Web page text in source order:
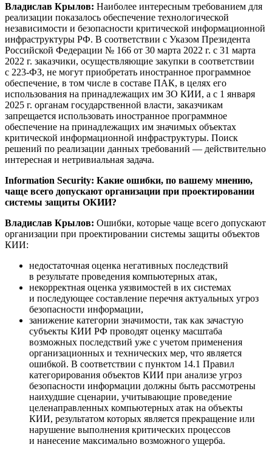
Владислав Крылов: Наиболее интересным требованием для
реализации показалось обеспечение технологической
независимости и безопасности критической информационной
инфраструктуры РФ. В соответствии с Указом Президента
Российской Федерации № 166 от 30 марта 2022 г. с 31 марта
2022 г. заказчики, осуществляющие закупки в соответствии
с 223-ФЗ, не могут приобретать иностранное программное
обеспечение, в том числе в составе ПАК, в целях его
использования на принадлежащих им ЗО КИИ, а с 1 января
2025 г. органам государственной власти, заказчикам
запрещается использовать иностранное программное
обеспечение на принадлежащих им значимых объектах
критической информационной инфраструктуры. Поиск
решений по реализации данных требований — действительно
интересная и нетривиальная задача.
Information Security: Какие ошибки, по вашему мнению,
чаще всего допускают организации при проектировании
системы защиты ОКИИ?
Владислав Крылов: Ошибки, которые чаще всего допускают
организации при проектировании системы защиты объектов
КИИ:
недостаточная оценка негативных последствий
в результате проведения компьютерных атак,
некорректная оценка уязвимостей в их системах
и последующее составление перечня актуальных угроз
безопасности информации,
занижение категории значимости, так как зачастую
субъекты КИИ РФ проводят оценку масштаба
возможных последствий уже с учетом применения
организационных и технических мер, что является
ошибкой. В соответствии с пунктом 14.1 Правил
категорирования объектов КИИ при анализе угроз
безопасности информации должны быть рассмотрены
наихудшие сценарии, учитывающие проведение
целенаправленных компьютерных атак на объекты
КИИ, результатом которых является прекращение или
нарушение выполнения критических процессов
и нанесение максимально возможного ущерба.